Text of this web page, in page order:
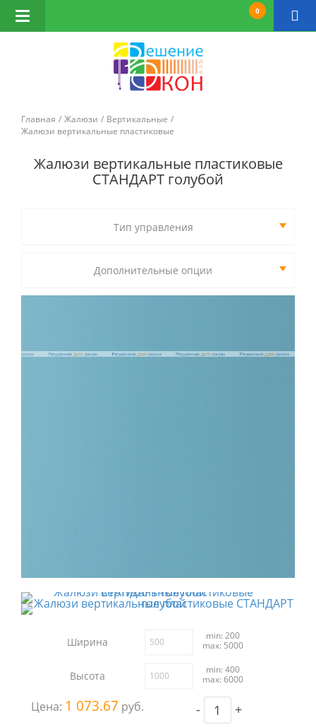
0
Открыть
навигацию
Главная Жалюзи
Вертикальные
Жалюзи вертикальные пластиковые
Жалюзи вертикальные пластиковые
СТАНДАРТ голубой
Тип управления
Дополнительные опции
Ширина
min: 200
max: 5000
Высота
min: 400
max: 6000
Цена: 1 073.67 руб. - +